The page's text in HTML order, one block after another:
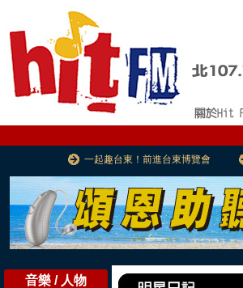
一起趣台東！前進台東博覽會
音樂 / 人物